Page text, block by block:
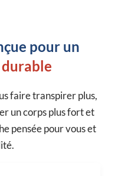
pour un
faire transpirer plus,
un corps plus fort et
pensée pour vous et